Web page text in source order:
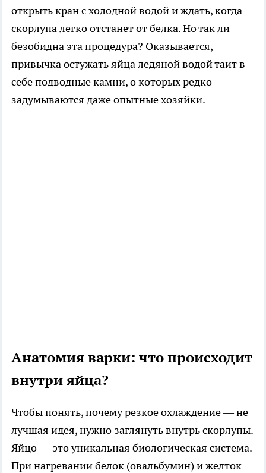
открыть кран с холодной водой и ждать, когда
скорлупа легко отстанет от белка. Но так ли
безобидна эта процедура? Оказывается,
привычка остужать яйца ледяной водой таит в
себе подводные камни, о которых редко
задумываются даже опытные хозяйки.
Анатомия варки: что происходит
внутри яйца?
Чтобы понять, почему резкое охлаждение — не
лучшая идея, нужно заглянуть внутрь скорлупы.
Яйцо — это уникальная биологическая система.
При нагревании белок (овальбумин) и желток